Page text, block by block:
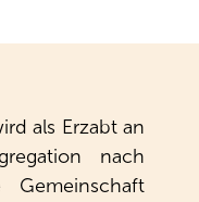
als Erzabt an
nach